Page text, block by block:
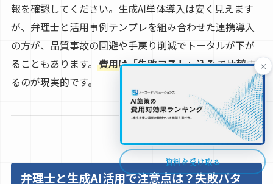
報を確認してください。生成AI単体導入は安く見えます
が、弁理士と活用事例テンプレを組み合わせた連携導入
の方が、品質事故の回避や手戻り削減でトータルが下が
ることもあります。 費用は「失敗コスト」込みで比較す
るのが現実的です。
弁理士と生成AI活用で注意点は？失敗パタ
×
資料を受け取る